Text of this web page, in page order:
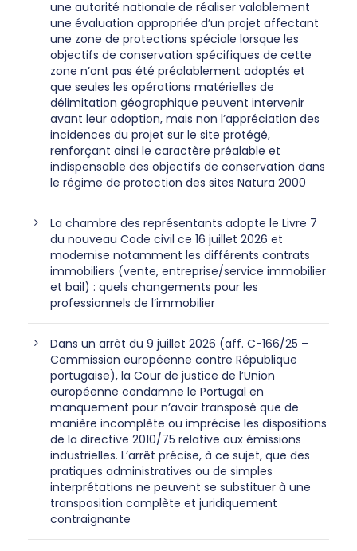
une autorité nationale de réaliser valablement
une évaluation appropriée d’un projet affectant
une zone de protections spéciale lorsque les
objectifs de conservation spécifiques de cette
zone n’ont pas été préalablement adoptés et
que seules les opérations matérielles de
délimitation géographique peuvent intervenir
avant leur adoption, mais non l’appréciation des
incidences du projet sur le site protégé,
renforçant ainsi le caractère préalable et
indispensable des objectifs de conservation dans
le régime de protection des sites Natura 2000
La chambre des représentants adopte le Livre 7
du nouveau Code civil ce 16 juillet 2026 et
modernise notamment les différents contrats
immobiliers (vente, entreprise/service immobilier
et bail) : quels changements pour les
professionnels de l’immobilier
Dans un arrêt du 9 juillet 2026 (aff. C-166/25 –
Commission européenne contre République
portugaise), la Cour de justice de l’Union
européenne condamne le Portugal en
manquement pour n’avoir transposé que de
manière incomplète ou imprécise les dispositions
de la directive 2010/75 relative aux émissions
industrielles. L’arrêt précise, à ce sujet, que des
pratiques administratives ou de simples
interprétations ne peuvent se substituer à une
transposition complète et juridiquement
contraignante